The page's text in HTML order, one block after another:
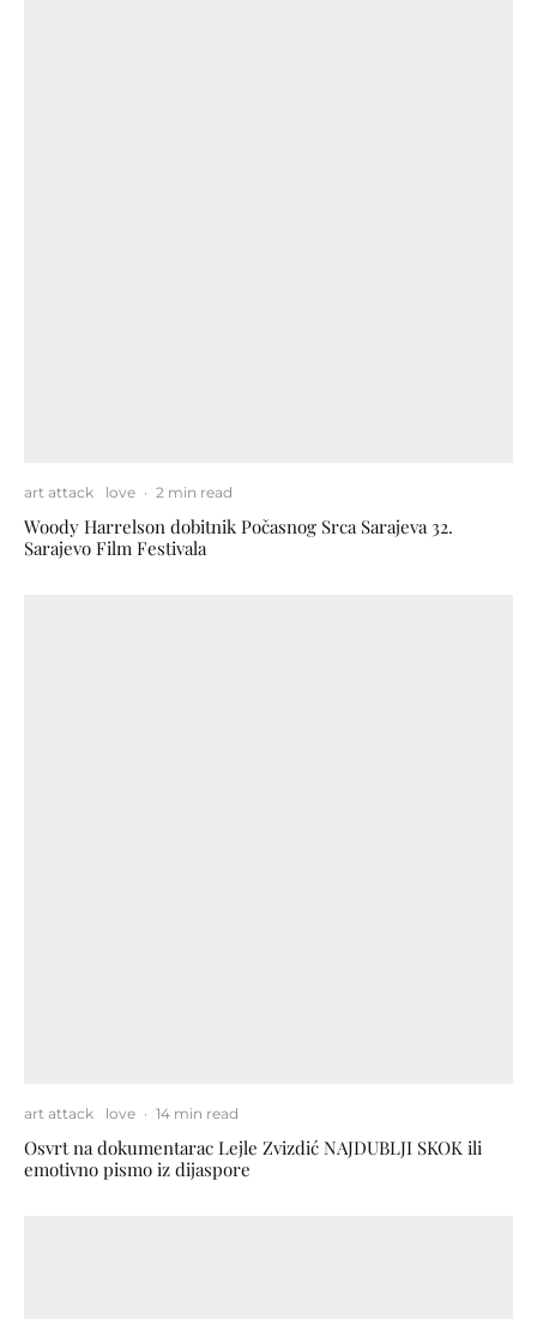
art attack love · 2 min read
Woody Harrelson dobitnik Počasnog Srca Sarajeva 32.
Sarajevo Film Festivala
art attack love · 14 min read
Osvrt na dokumentarac Lejle Zvizdić NAJDUBLJI SKOK ili
emotivno pismo iz dijaspore